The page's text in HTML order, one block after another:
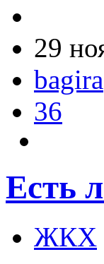
29
bagira
36
Есть
ЖКХ